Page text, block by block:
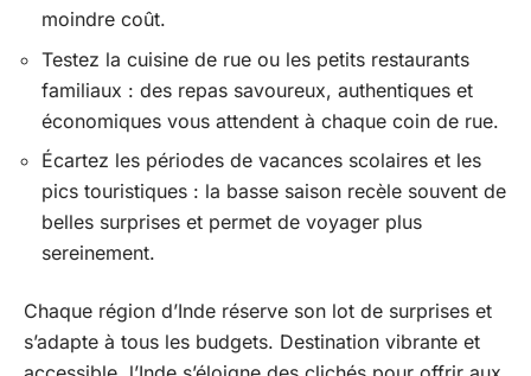
moindre coût.
Testez la cuisine de rue ou les petits restaurants
familiaux : des repas savoureux, authentiques et
économiques vous attendent à chaque coin de rue.
Écartez les périodes de vacances scolaires et les
pics touristiques : la basse saison recèle souvent de
belles surprises et permet de voyager plus
sereinement.
Chaque région d’Inde réserve son lot de surprises et
s’adapte à tous les budgets. Destination vibrante et